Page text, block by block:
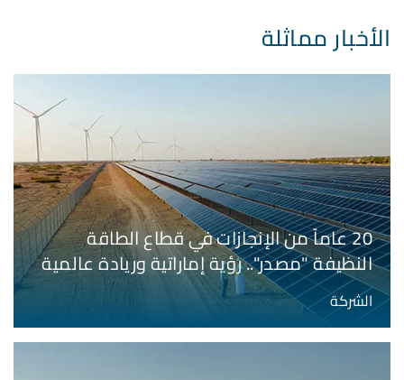
الأخبار مماثلة
20 عاماً من الإنجازات في قطاع الطاقة
النظيفة "مصدر".. رؤية إماراتية وريادة عالمية
الشركة